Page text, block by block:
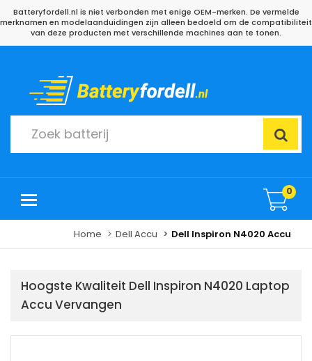
Batteryfordell.nl is niet verbonden met enige OEM-merken. De vermelde
merknamen en modelaanduidingen zijn alleen bedoeld om de compatibiliteit
van deze producten met verschillende machines aan te tonen.
0
Home Dell Accu Dell Inspiron N4020 Accu
Hoogste Kwaliteit Dell Inspiron N4020 Laptop
Accu Vervangen